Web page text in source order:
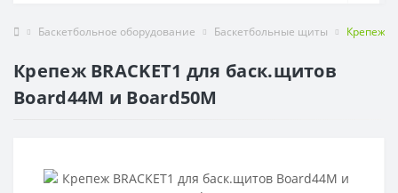
Баскетбольное оборудование Баскетбольные щиты Крепеж
Крепеж BRACKET1 для баск.щитов
Board44M и Board50M